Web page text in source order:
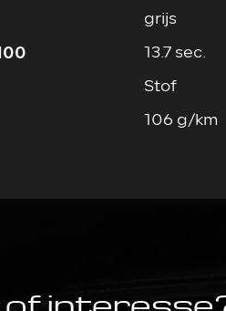
grijs
13.7 sec.
Stof
106 g/km